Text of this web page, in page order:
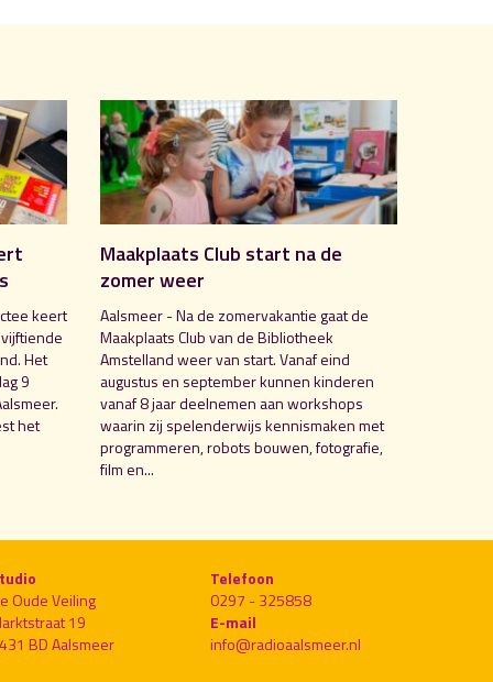
keert
Het
9
het
Maakplaats Club start na de
zomer weer
Aalsmeer - Na de zomervakantie gaat de
Maakplaats Club van de Bibliotheek
Amstelland weer van start. Vanaf eind
augustus en september kunnen kinderen
vanaf 8 jaar deelnemen aan workshops
waarin zij spelenderwijs kennismaken met
programmeren, robots bouwen, fotografie,
film en...
Oude Veiling
19
BD Aalsmeer
Telefoon
0297 - 325858
E-mail
info@radioaalsmeer.nl